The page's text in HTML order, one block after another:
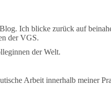
Ich blicke zurück auf
der VGS.
der Welt.
Arbeit innerhalb meiner